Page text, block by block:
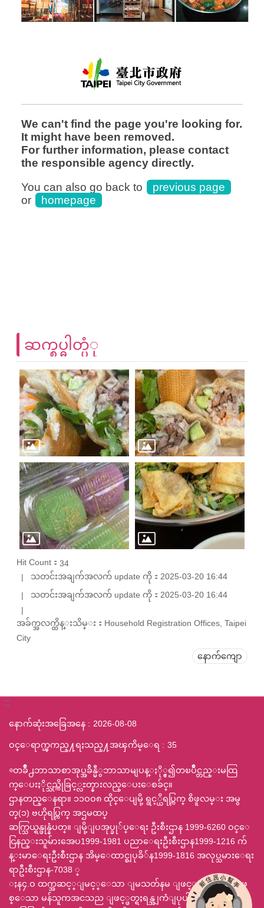
ဆက္စပ္ဓါတ္ပံု
Hit Count： 34
သတင်းအချက်အလက် update ကို：2025-03-20 16:44
သတင်းအချက်အလက် update ကို：2025-03-20 16:44
အခ်က္အလက္ထိန္းသိမ္း：Household Registration Offices, Taipei
City
နောက်ကျော
:::
နောက်ဆုံးအခြေအနေ 2026-08-08
ဝင္ေရာက္ၾကည္႔ရႈသည္႔အၾကိမ္ေရ 35
◎တခ်ဳိ႕ဘာသာစာအုပ္အခ်ိန္မီွဘာသာမျပန္ႏို္င္၍တၿပိဳင္တည္းမထြ
က္ေပးႏိုင္သည္ကိုခြင့္လႊတ္နားလည္ေပးေစခ်င္။
ဌာနတည္ေနရာ။ ၁၁ဝဝ၈ ထိုင္ေပျမို့ ရွင့္ယိရပ္ကြက္ စိဖူလမ္း အမွ
တ္(၁) ဗဟိုရပ္ကြက္ အဌမထပ္
ဆက္သြယ္ရန္ဖုန္နံပတ္။ ျမို့ျပအုပ္ခု်ပ္ေရး ဦးစီးဌာန 1999-6260 ဝင္ေ
ငြနည္းသူမ်ားအေပ1999-1981 ပညာေရးဦးစီးဌာန1999-1216 က်
န္းမာေရးဦးစီးဌာန အိမ္ေထာင္စျပုခိ်န1999-1816 အလုပ္သမားေရး
ရာဦးစီးဌာန-7038 ္
ႈန၄.ဝ ထက္အဆင့္ျမင့္ေသာ ျမသတ်နမ ျဖင့္ 800x600 ျဖ
စ္ေသာ မန်သူကအငသည ျဖင့္ဖတ္ရႈရန္အျကံျပုပါသည္ ဃဥ